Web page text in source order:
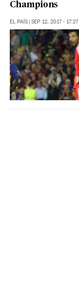
Champions
EL PAÍS | SEP 12, 2017 - 17:27